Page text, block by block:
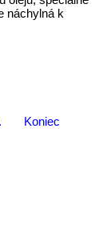
náchylná k
Koniec